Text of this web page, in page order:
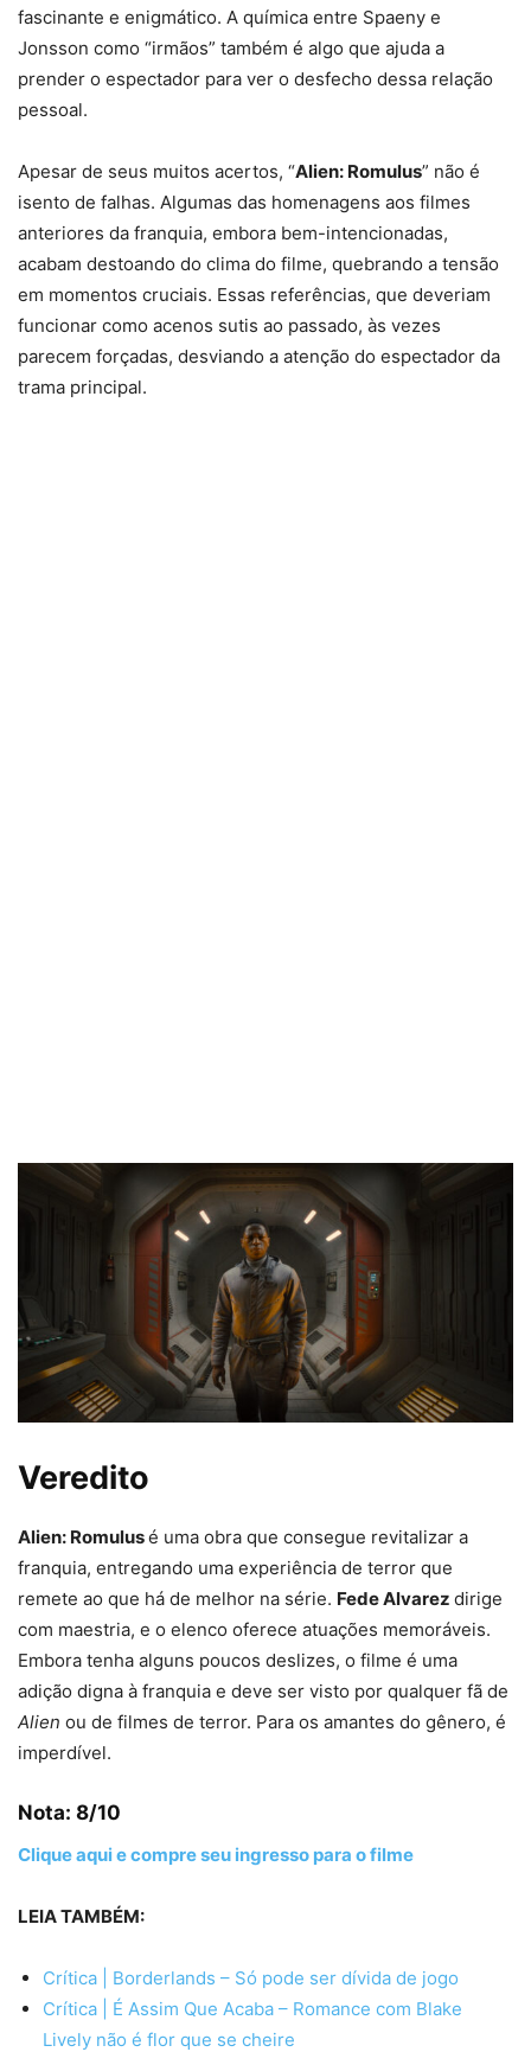
fascinante e enigmático. A química entre Spaeny e
Jonsson como “irmãos” também é algo que ajuda a
prender o espectador para ver o desfecho dessa relação
pessoal.
Apesar de seus muitos acertos, “Alien: Romulus” não é
isento de falhas. Algumas das homenagens aos filmes
anteriores da franquia, embora bem-intencionadas,
acabam destoando do clima do filme, quebrando a tensão
em momentos cruciais. Essas referências, que deveriam
funcionar como acenos sutis ao passado, às vezes
parecem forçadas, desviando a atenção do espectador da
trama principal.
Veredito
Alien: Romulusé uma obra que consegue revitalizar a
franquia, entregando uma experiência de terror que
remete ao que há de melhor na série. Fede Alvarez dirige
com maestria, e o elenco oferece atuações memoráveis.
Embora tenha alguns poucos deslizes, o filme é uma
adição digna à franquia e deve ser visto por qualquer fã de
Alien ou de filmes de terror. Para os amantes do gênero, é
imperdível.
Nota: 8/10
Clique aqui e compre seu ingresso para o filme
LEIA TAMBÉM:
Crítica | Borderlands – Só pode ser dívida de jogo
Crítica | É Assim Que Acaba – Romance com Blake
Lively não é flor que se cheire